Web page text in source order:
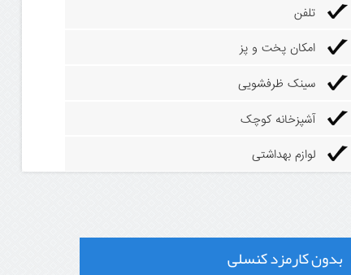
تلفن
امکان پخت و پز
سینک ظرفشویی
آشپزخانه کوچک
لوازم بهداشتی
بدون کارمزد کنسلی